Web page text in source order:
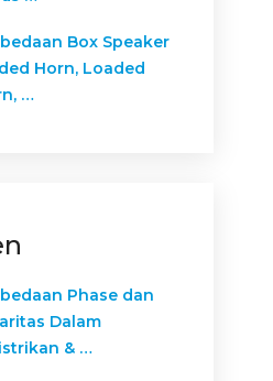
Box Speaker
Horn, Loaded
…
Phase dan
Dalam
& …